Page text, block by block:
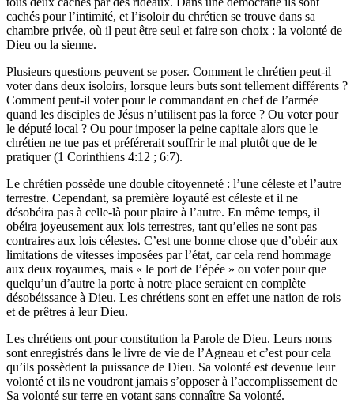
cachés pour l’intimité, et l’isoloir du chrétien se trouve dans sa
chambre privée, où il peut être seul et faire son choix : la volonté de
Dieu ou la sienne.
Plusieurs questions peuvent se poser. Comment le chrétien peut-il
voter dans deux isoloirs, lorsque leurs buts sont tellement différents ?
Comment peut-il voter pour le commandant en chef de l’armée
quand les disciples de Jésus n’utilisent pas la force ? Ou voter pour
le député local ? Ou pour imposer la peine capitale alors que le
chrétien ne tue pas et préférerait souffrir le mal plutôt que de le
pratiquer (1 Corinthiens 4:12 ; 6:7).
Le chrétien possède une double citoyenneté : l’une céleste et l’autre
terrestre. Cependant, sa première loyauté est céleste et il ne
désobéira pas à celle-là pour plaire à l’autre. En même temps, il
obéira joyeusement aux lois terrestres, tant qu’elles ne sont pas
contraires aux lois célestes. C’est une bonne chose que d’obéir aux
limitations de vitesses imposées par l’état, car cela rend hommage
aux deux royaumes, mais « le port de l’épée » ou voter pour que
quelqu’un d’autre la porte à notre place seraient en complète
désobéissance à Dieu. Les chrétiens sont en effet une nation de rois
et de prêtres à leur Dieu.
Les chrétiens ont pour constitution la Parole de Dieu. Leurs noms
sont enregistrés dans le livre de vie de l’Agneau et c’est pour cela
qu’ils possèdent la puissance de Dieu. Sa volonté est devenue leur
volonté et ils ne voudront jamais s’opposer à l’accomplissement de
Sa volonté sur terre en votant sans connaître Sa volonté.